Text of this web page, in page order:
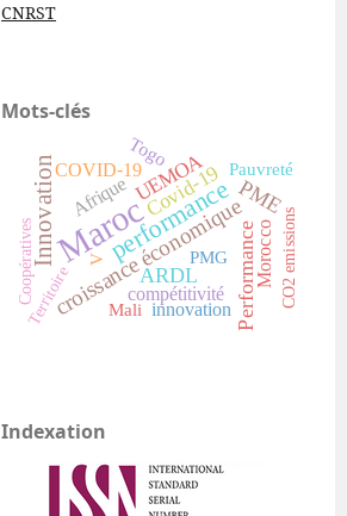
CNRST
Mots-clés
Marocperformance
Innovationcroissance économiquePerformance
ARDL
PME
Covid-19
UEMOA
Afrique
compétitivité
COVID-19
Morocco
innovation
Togo Pauvreté
V
Mali
PMG CO2 emissions
Coopératives
Territoire
Indexation